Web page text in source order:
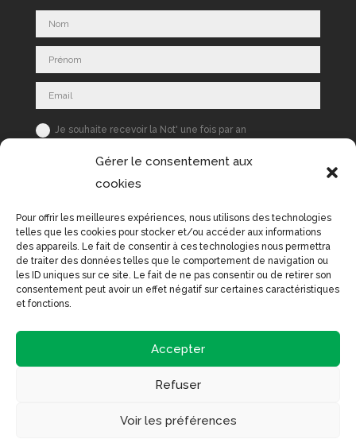
Gérer le consentement aux
cookies
Pour offrir les meilleures expériences, nous utilisons des technologies
telles que les cookies pour stocker et/ou accéder aux informations
des appareils. Le fait de consentir à ces technologies nous permettra
de traiter des données telles que le comportement de navigation ou
les ID uniques sur ce site. Le fait de ne pas consentir ou de retirer son
consentement peut avoir un effet négatif sur certaines caractéristiques
et fonctions.
Accepter
Refuser
Voir les préférences
Je souhaite recevoir la Not' une fois par an